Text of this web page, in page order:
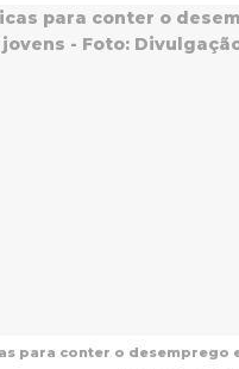
para conter o desemprego